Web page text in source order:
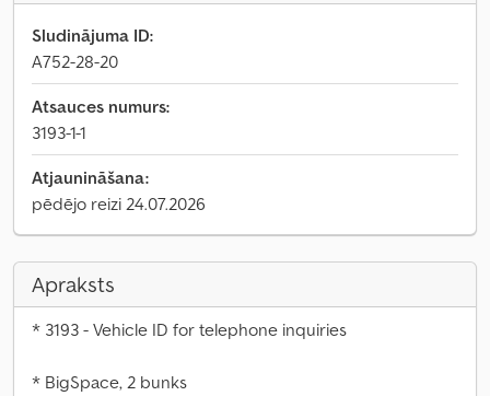
Sludinājuma ID:
A752-28-20
Atsauces numurs:
3193-1-1
Atjaunināšana:
pēdējo reizi 24.07.2026
Apraksts
* 3193 - Vehicle ID for telephone inquiries
* BigSpace, 2 bunks